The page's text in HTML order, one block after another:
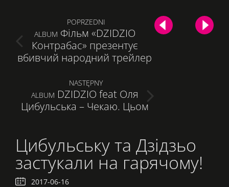
Post
navigation
POPRZEDNI
ALBUM PREVIOUS
POST:
Фільм «DZIDZIO
Контрабас» презентує
вбивчий народний трейлер
NASTĘPNY
ALBUM NEXT
POST:
DZIDZIO feat Оля
Цибульська – Чекаю. Цьом
Цибульську та Дзідзьо
застукали на гарячому!
2017-06-16